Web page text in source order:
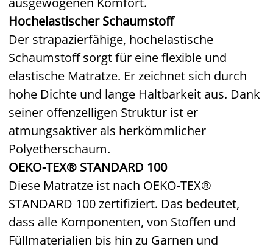
Hochelastischer Schaumstoff
Der strapazierfähige, hochelastische
Schaumstoff sorgt für eine flexible und
elastische Matratze. Er zeichnet sich durch
hohe Dichte und lange Haltbarkeit aus. Dank
seiner offenzelligen Struktur ist er
atmungsaktiver als herkömmlicher
Polyetherschaum.
OEKO-TEX® STANDARD 100
Diese Matratze ist nach OEKO-TEX®
STANDARD 100 zertifiziert. Das bedeutet,
dass alle Komponenten, von Stoffen und
Füllmaterialien bis hin zu Garnen und